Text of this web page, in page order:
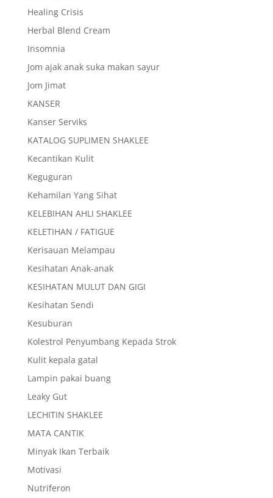
Healing Crisis
Herbal Blend Cream
Insomnia
Jom ajak anak suka makan sayur
Jom Jimat
KANSER
Kanser Serviks
KATALOG SUPLIMEN SHAKLEE
Kecantikan Kulit
Keguguran
Kehamilan Yang Sihat
KELEBIHAN AHLI SHAKLEE
KELETIHAN / FATIGUE
Kerisauan Melampau
Kesihatan Anak-anak
KESIHATAN MULUT DAN GIGI
Kesihatan Sendi
Kesuburan
Kolestrol Penyumbang Kepada Strok
Kulit kepala gatal
Lampin pakai buang
Leaky Gut
LECHITIN SHAKLEE
MATA CANTIK
Minyak Ikan Terbaik
Motivasi
Nutriferon